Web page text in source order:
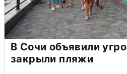
В Сочи объявили
закрыли пляжи